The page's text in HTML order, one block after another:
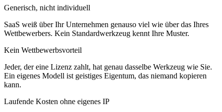
Generisch, nicht individuell
SaaS weiß über Ihr Unternehmen genauso viel wie über das Ihres
Wettbewerbers. Kein Standardwerkzeug kennt Ihre Muster.
Kein Wettbewerbsvorteil
Jeder, der eine Lizenz zahlt, hat genau dasselbe Werkzeug wie Sie.
Ein eigenes Modell ist geistiges Eigentum, das niemand kopieren
kann.
Laufende Kosten ohne eigenes IP